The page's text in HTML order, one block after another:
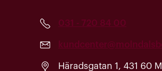
031 - 720 84 00
Häradsgatan 1, 431 60